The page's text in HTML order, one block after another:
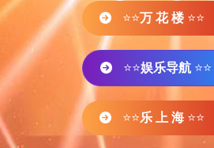
⭐⭐万 花 楼 ⭐⭐
⭐⭐娱乐导航 ⭐⭐
⭐⭐乐 上 海 ⭐⭐